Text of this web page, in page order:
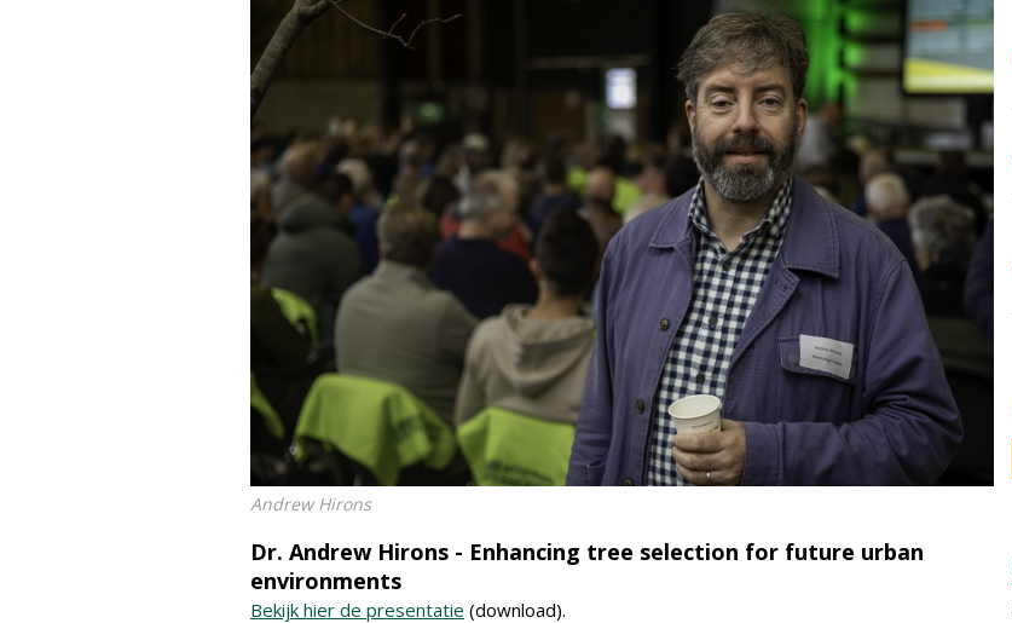
Andrew Hirons
Dr. Andrew Hirons - Enhancing tree selection for future urban
environments
Bekijk hier de presentatie (download).